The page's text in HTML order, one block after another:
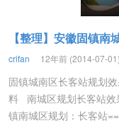
【整理】安徽固镇
crifan 12年前 (2014-07-01)
固镇城南区长客站规划
料 南城区规划长客站效
镇南城区规划：长客站